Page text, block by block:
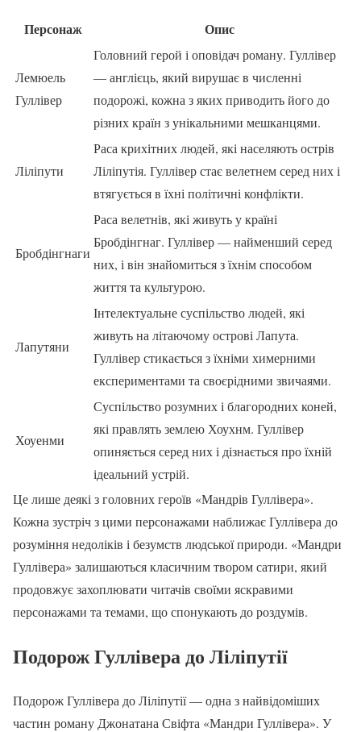
Персонаж Опис
Лемюель
Гуллівер
Головний герой і оповідач роману. Гуллівер
— англієць, який вирушає в численні
подорожі, кожна з яких приводить його до
різних країн з унікальними мешканцями.
Ліліпути
Раса крихітних людей, які населяють острів
Ліліпутія. Гуллівер стає велетнем серед них і
втягується в їхні політичні конфлікти.
Бробдінгнаги
Раса велетнів, які живуть у країні
Бробдінгнаг. Гуллівер — найменший серед
них, і він знайомиться з їхнім способом
життя та культурою.
Лапутяни
Інтелектуальне суспільство людей, які
живуть на літаючому острові Лапута.
Гуллівер стикається з їхніми химерними
експериментами та своєрідними звичаями.
Хоуенми
Суспільство розумних і благородних коней,
які правлять землею Хоухнм. Гуллівер
опиняється серед них і дізнається про їхній
ідеальний устрій.
Це лише деякі з головних героїв «Мандрів Гуллівера».
Кожна зустріч з цими персонажами наближає Гуллівера до
розуміння недоліків і безумств людської природи. «Мандри
Гуллівера» залишаються класичним твором сатири, який
продовжує захоплювати читачів своїми яскравими
персонажами та темами, що спонукають до роздумів.
Подорож Гуллівера до Ліліпутії
Подорож Гуллівера до Ліліпутії — одна з найвідоміших
частин роману Джонатана Свіфта «Мандри Гуллівера». У